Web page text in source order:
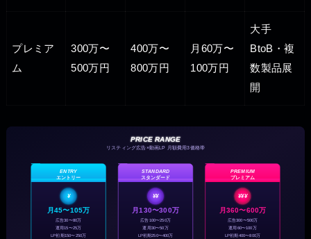
プレミア
ム
300万〜
500万円
400万〜
800万円
月60万〜
100万円
大手
BtoB・複
数製品展
開
PRICE RANGE
リスティング広告×動画LP 月額費用3価格帯
ENTRY
エントリー
¥
月45〜105万
広告30〜80万
運用15〜25万
LP初期150〜250万
STANDARD
スタンダード
¥¥
月130〜300万
広告100〜250万
運用30〜50万
LP初期250〜400万
PREMIUM
プレミアム
¥¥¥
月360〜600万
広告300〜500万
運用60〜100万
LP初期400〜800万